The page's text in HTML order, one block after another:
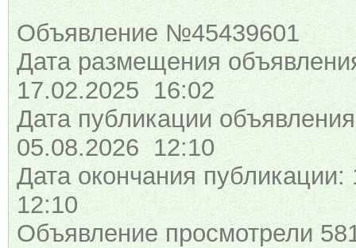
Объявление №45439601
Дата размещения
17.02.2025 16:02
Дата публикации
05.08.2026 12:10
Дата окончания публикации:
12:10
Объявление просмотрели